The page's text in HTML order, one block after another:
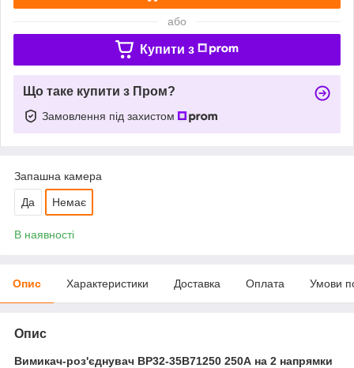
або
Купити з
Що таке купити з Пром?
Замовлення під захистом
Запашна камера
Да Немає
В наявності
Опис Характеристики Доставка Оплата Умови
Опис
Вимикач-роз'єднувач ВР32-35B71250 250А на 2 напрямки